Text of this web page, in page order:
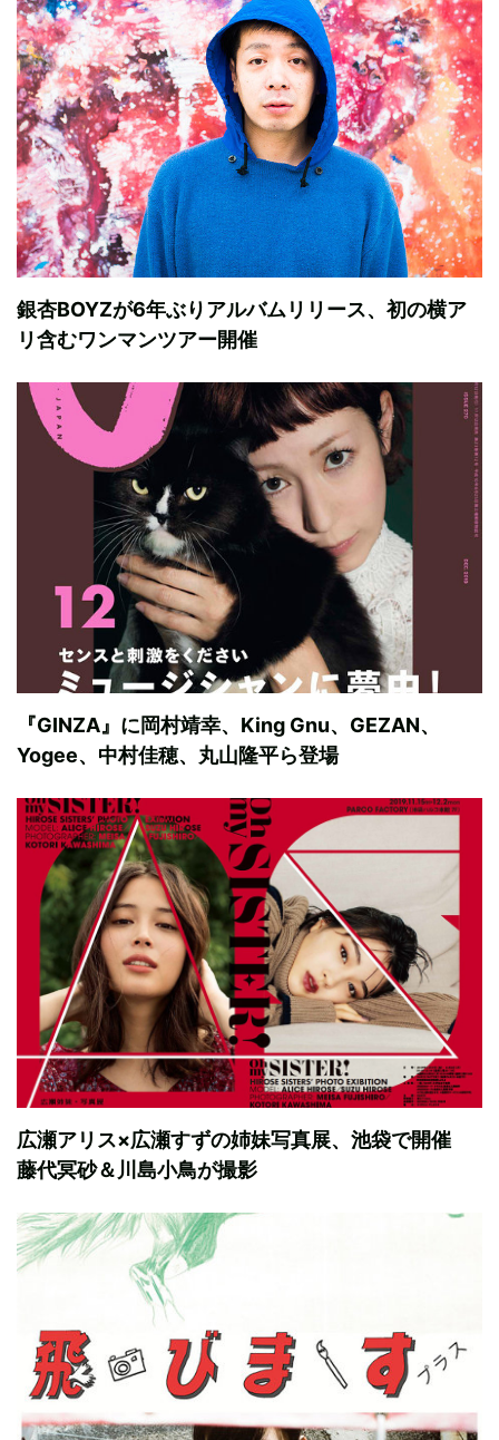
銀杏BOYZが6年ぶりアルバムリリース、初の横ア
リ含むワンマンツアー開催
『GINZA』に岡村靖幸、King Gnu、GEZAN、
Yogee、中村佳穂、丸山隆平ら登場
広瀬アリス×広瀬すずの姉妹写真展、池袋で開催
藤代冥砂＆川島小鳥が撮影